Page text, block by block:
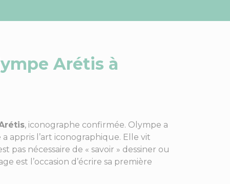
Arétis à
, iconographe confirmée. Olympe a
appris l’art iconographique. Elle vit
pas nécessaire de « savoir » dessiner ou
est l’occasion d’écrire sa première